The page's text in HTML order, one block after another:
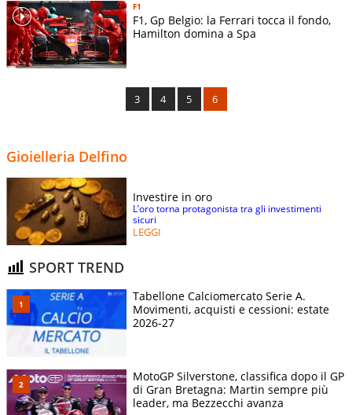
F1
F1, Gp Belgio: la Ferrari tocca il fondo,
Hamilton domina a Spa
3 4 5 6
Gioielleria Delfino
Investire in oro
L’oro torna protagonista tra gli investimenti
sicuri
LEGGI
SPORT TREND
Tabellone Calciomercato Serie A.
Movimenti, acquisti e cessioni: estate
2026-27
MotoGP Silverstone, classifica dopo il GP
di Gran Bretagna: Martin sempre più
leader, ma Bezzecchi avanza